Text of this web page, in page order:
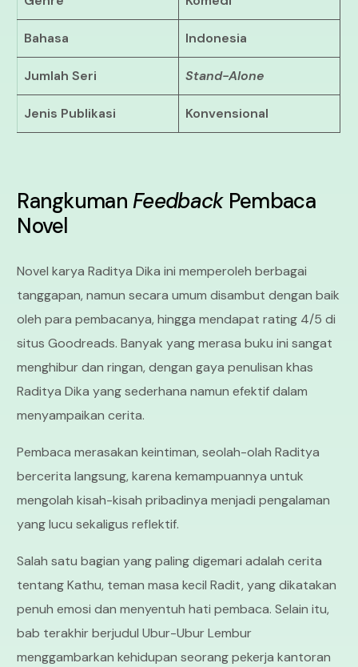
Bahasa Indonesia
Jumlah Seri Stand-Alone
Jenis Publikasi Konvensional
RangkumanFeedback Pembaca
Novel
Novel karya Raditya Dika ini memperoleh berbagai
tanggapan, namun secara umum disambut dengan baik
oleh para pembacanya, hingga mendapat rating 4/5 di
situs Goodreads. Banyak yang merasa buku ini sangat
menghibur dan ringan, dengan gaya penulisan khas
Raditya Dika yang sederhana namun efektif dalam
menyampaikan cerita.
Pembaca merasakan keintiman, seolah-olah Raditya
bercerita langsung, karena kemampuannya untuk
mengolah kisah-kisah pribadinya menjadi pengalaman
yang lucu sekaligus reflektif.
Salah satu bagian yang paling digemari adalah cerita
tentang Kathu, teman masa kecil Radit, yang dikatakan
penuh emosi dan menyentuh hati pembaca. Selain itu,
bab terakhir berjudul Ubur-Ubur Lembur
menggambarkan kehidupan seorang pekerja kantoran